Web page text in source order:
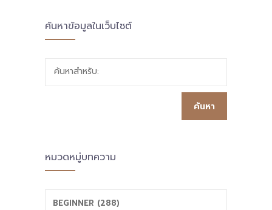
วิชาการด้านระบบ
ค้นหาข้อมูลในเว็บไซต์
ค้นหาสำหรับ:
หมวดหมู่บทความ
BEGINNER (288)